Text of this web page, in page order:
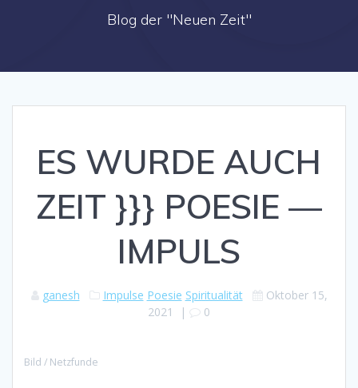
Blog der "Neuen Zeit"
ES WURDE AUCH
ZEIT }}} POESIE —
IMPULS
ganesh Impulse Poesie Spiritualität
Oktober 15,
2021
| 0
Bild / Netzfunde